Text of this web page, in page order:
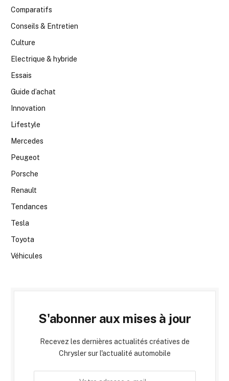
Comparatifs
Conseils & Entretien
Culture
Electrique & hybride
Essais
Guide d’achat
Innovation
Lifestyle
Mercedes
Peugeot
Porsche
Renault
Tendances
Tesla
Toyota
Véhicules
S'abonner aux mises à jour
Recevez les dernières actualités créatives de
Chrysler sur l'actualité automobile